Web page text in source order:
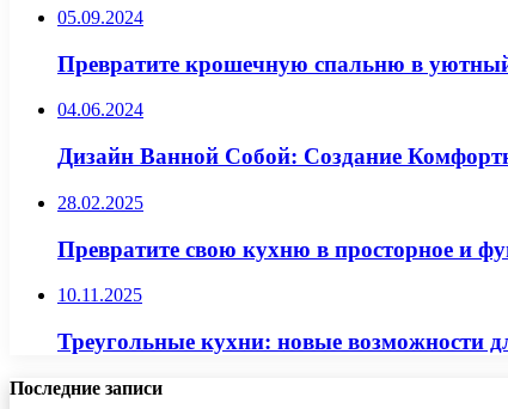
05.09.2024
Превратите крошечную спальню в
04.06.2024
Дизайн Ванной Собой: Создание
28.02.2025
Превратите свою кухню в просторное и
10.11.2025
Треугольные кухни: новые возможности
Последние записи